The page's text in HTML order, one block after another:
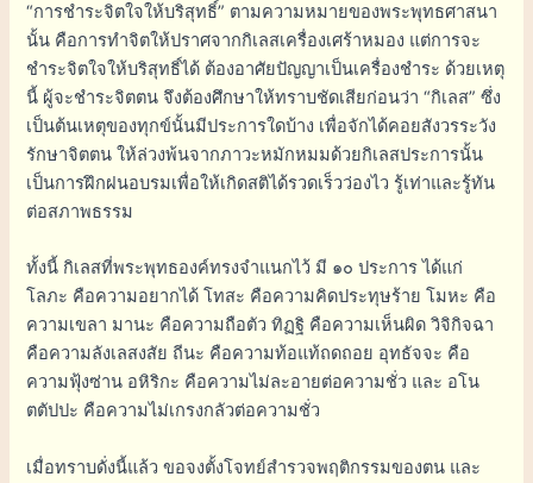
“การชำระจิตใจให้บริสุทธิ์” ตามความหมายของพระพุทธศาสนา
นั้น คือการทำจิตให้ปราศจากกิเลสเครื่องเศร้าหมอง แต่การจะ
ชำระจิตใจให้บริสุทธิ์ได้ ต้องอาศัยปัญญาเป็นเครื่องชำระ ด้วยเหตุ
นี้ ผู้จะชำระจิตตน จึงต้องศึกษาให้ทราบชัดเสียก่อนว่า “กิเลส” ซึ่ง
เป็นต้นเหตุของทุกข์นั้นมีประการใดบ้าง เพื่อจักได้คอยสังวรระวัง
รักษาจิตตน ให้ล่วงพ้นจากภาวะหมักหมมด้วยกิเลสประการนั้น
เป็นการฝึกฝนอบรมเพื่อให้เกิดสติได้รวดเร็วว่องไว รู้เท่าและรู้ทัน
ต่อสภาพธรรม
ทั้งนี้ กิเลสที่พระพุทธองค์ทรงจำแนกไว้ มี ๑๐ ประการ ได้แก่
โลภะ คือความอยากได้ โทสะ คือความคิดประทุษร้าย โมหะ คือ
ความเขลา มานะ คือความถือตัว ทิฏฐิ คือความเห็นผิด วิจิกิจฉา
คือความลังเลสงสัย ถีนะ คือความท้อแท้ถดถอย อุทธัจจะ คือ
ความฟุ้งซ่าน อหิริกะ คือความไม่ละอายต่อความชั่ว และ อโน
ตตัปปะ คือความไม่เกรงกลัวต่อความชั่ว
เมื่อทราบดั่งนี้แล้ว ขอจงตั้งโจทย์สำรวจพฤติกรรมของตน และ